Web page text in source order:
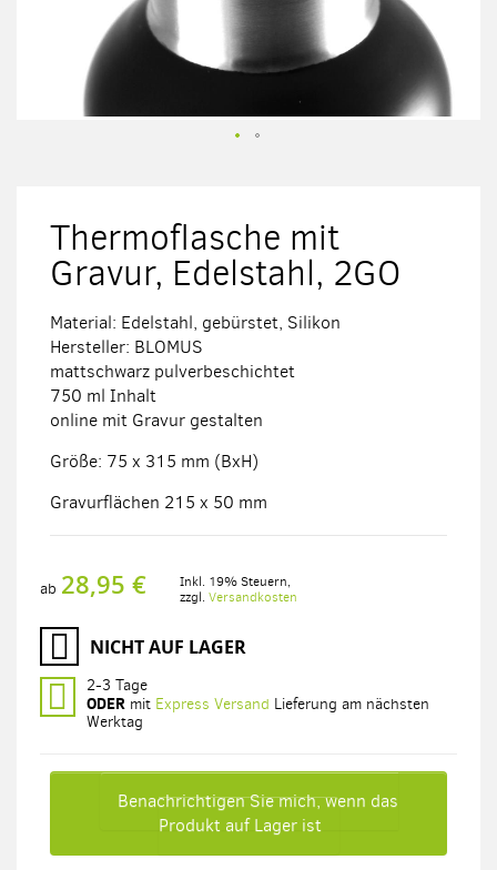
Thermoflasche mit
Gravur, Edelstahl, 2GO
Material: Edelstahl, gebürstet, Silikon
Hersteller: BLOMUS
mattschwarz pulverbeschichtet
750 ml Inhalt
online mit Gravur gestalten
Größe: 75 x 315 mm (BxH)
Gravurflächen 215 x 50 mm
ab 28,95 € Inkl. 19% Steuern,
zzgl. Versandkosten
NICHT AUF LAGER
2-3 Tage
ODERmit Express Versand Lieferung am nächsten
Werktag
Benachrichtigen Sie mich, wenn das
Produkt auf Lager ist
Bildergalerie
springen